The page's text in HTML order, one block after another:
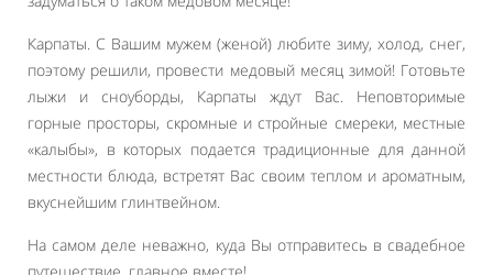
Карпаты. С Вашим мужем (женой) любите зиму, холод, снег,
поэтому решили, провести медовый месяц зимой! Готовьте
лыжи и сноуборды, Карпаты ждут Вас. Неповторимые
горные просторы, скромные и стройные смереки, местные
«калыбы», в которых подается традиционные для данной
местности блюда, встретят Вас своим теплом и ароматным,
вкуснейшим глинтвейном.
На самом деле неважно, куда Вы отправитесь в свадебное